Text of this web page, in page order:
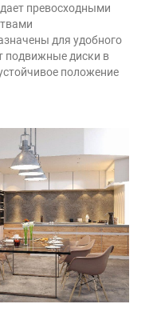
превосходными
для удобного
подвижные диски в
положение